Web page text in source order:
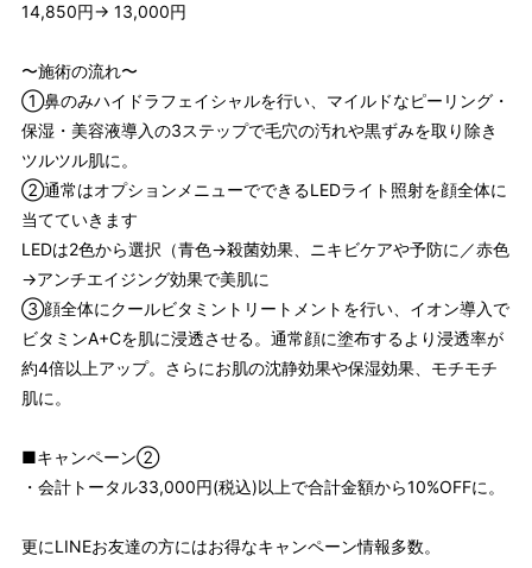
14,850円→ 13,000円
〜施術の流れ〜
①鼻のみハイドラフェイシャルを行い、マイルドなピーリング・
保湿・美容液導入の3ステップで毛穴の汚れや黒ずみを取り除き
ツルツル肌に。
②通常はオプションメニューでできるLEDライト照射を顔全体に
当てていきます
LEDは2色から選択（青色→殺菌効果、ニキビケアや予防に／赤色
→アンチエイジング効果で美肌に
③顔全体にクールビタミントリートメントを行い、イオン導入で
ビタミンA+Cを肌に浸透させる。通常顔に塗布するより浸透率が
約4倍以上アップ。さらにお肌の沈静効果や保湿効果、モチモチ
肌に。
■キャンペーン②
・会計トータル33,000円(税込)以上で合計金額から10%OFFに。
更にLINEお友達の方にはお得なキャンペーン情報多数。